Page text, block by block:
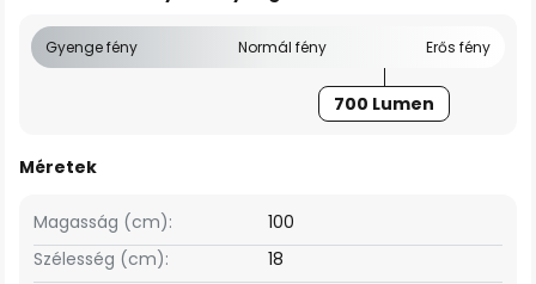
Gyenge fény Normál fény Erős fény
700 Lumen
Méretek
Szélesség (cm): 18
Magasság (cm): 100